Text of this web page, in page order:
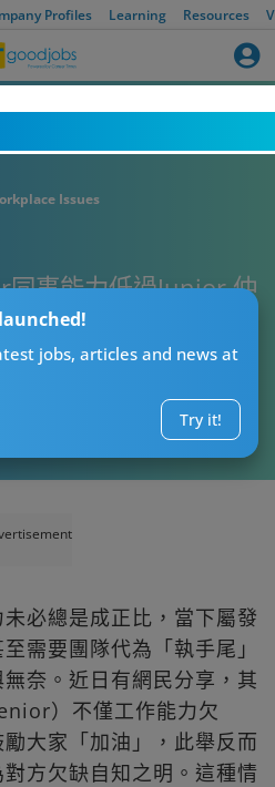
Profiles Learning Resources
jobs, articles and news at
Try it!
Issues
同事能力低過Junior 仲
好心出少句聲…
必總是成正比，當下屬發
需要團隊代為「執手尾」
奈。近日有網民分享，其
）不僅工作能力欠
大家「加油」，此舉反而
方欠缺自知之明。這種情